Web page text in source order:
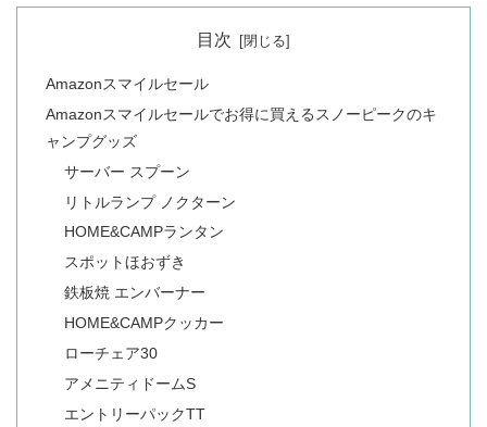
目次
Amazonスマイルセール
Amazonスマイルセールでお得に買えるスノーピークのキ
ャンプグッズ
サーバー スプーン
リトルランプ ノクターン
HOME&CAMPランタン
スポットほおずき
鉄板焼 エンバーナー
HOME&CAMPクッカー
ローチェア30
アメニティドームS
エントリーパックTT